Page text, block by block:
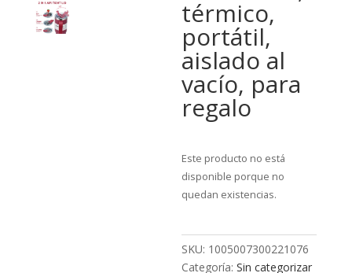
térmico,
portátil,
aislado al
vacío, para
regalo
Este producto no está
disponible porque no
quedan existencias.
SKU: 1005007300221076
Categoría: Sin categorizar